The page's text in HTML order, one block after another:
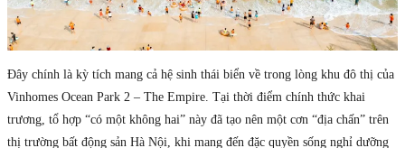
Đây chính là kỳ tích mang cả hệ sinh thái biển về trong lòng khu đô thị của
Vinhomes Ocean Park 2 – The Empire. Tại thời điểm chính thức khai
trương, tổ hợp “có một không hai” này đã tạo nên một cơn “địa chấn” trên
thị trường bất động sản Hà Nội, khi mang đến đặc quyền sống nghỉ dưỡng